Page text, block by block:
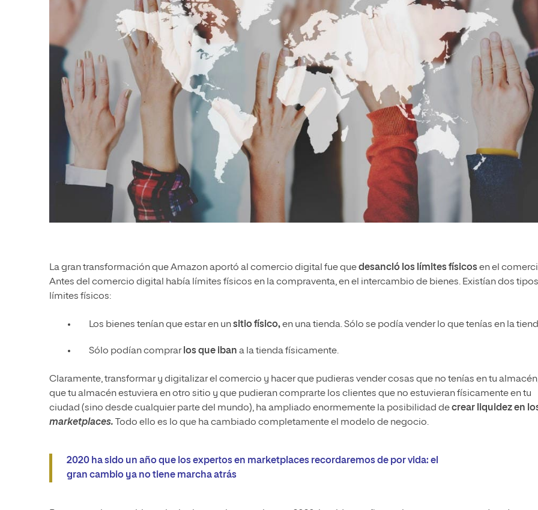
La gran transformación que Amazon aportó al comercio digital fue quedesancló los límites físicosen el
Antes del comercio digital había límites físicos en la compraventa, en el intercambio de bienes. Existían dos
límites físicos:
Los bienes tenían que estar en unsitio físico,en una tienda. Sólo se podía vender lo que tenías en la
Sólo podían comprar los que iban a la tienda físicamente.
Claramente, transformar y digitalizar el comercio y hacer que pudieras vender cosas que no tenías en tu
que tu almacén estuviera en otro sitio y que pudieran comprarte los clientes que no estuvieran físicamente en tu
ciudad (sino desde cualquier parte del mundo), ha ampliado enormemente la posibilidad decrear liquidez en
marketplaces.
Todo ello es lo que ha cambiado completamente el modelo de negocio.
2020 ha sido un año que los expertos en marketplaces recordaremos de por vida: el
gran cambio ya no tiene marcha atrás